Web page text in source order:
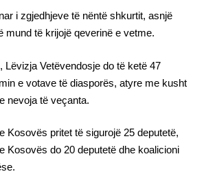
i zgjedhjeve të nëntë shkurtit, asnjë
mund të krijojë qeverinë e vetme.
Lëvizja Vetëvendosje do të ketë 47
e votave të diasporës, atyre me kusht
nevoja të veçanta.
Kosovës pritet të sigurojë 25 deputetë,
Kosovës do 20 deputetë dhe koalicioni